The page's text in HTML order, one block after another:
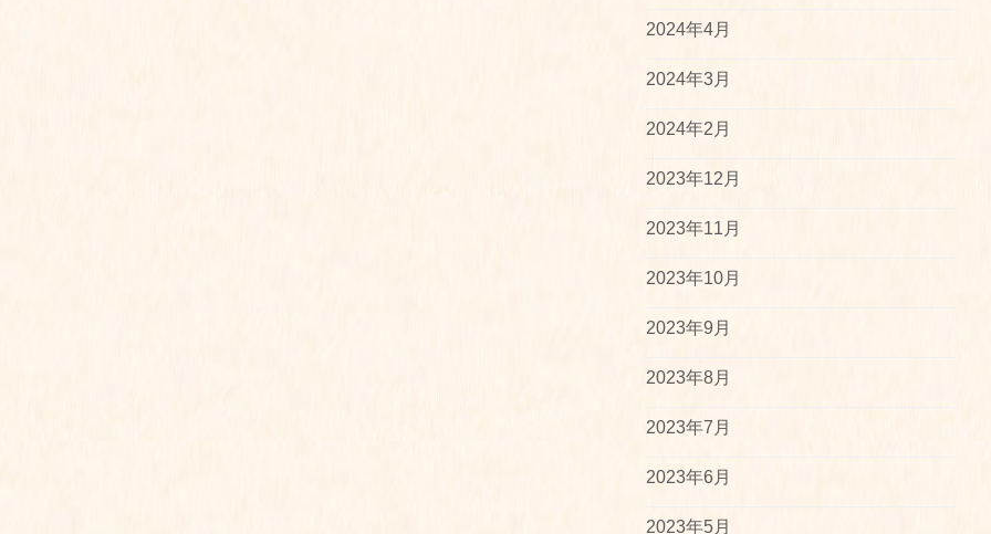
2024年4月
2024年3月
2024年2月
2023年12月
2023年11月
2023年10月
2023年9月
2023年8月
2023年7月
2023年6月
2023年5月